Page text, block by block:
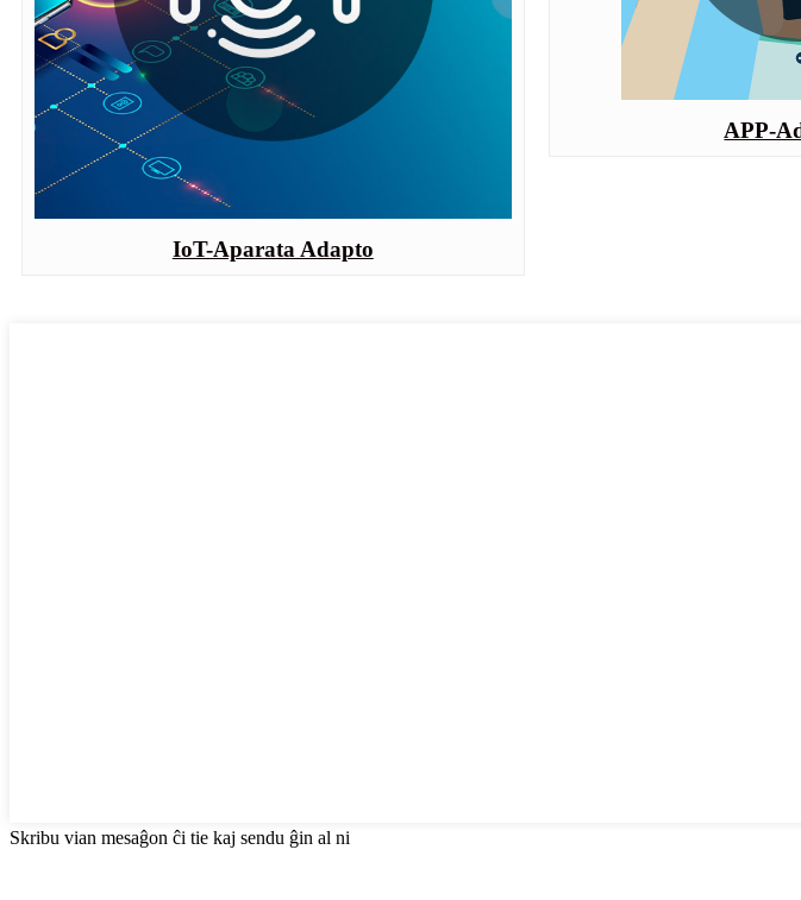
IoT-Aparata Adapto
APP-
Skribu vian mesaĝon ĉi tie kaj sendu ĝin al ni